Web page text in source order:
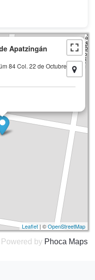
Apatzingán
84 Col. 22 de Octubre,
×
Leaflet | ©OpenStreetMap
Powered by Phoca Maps